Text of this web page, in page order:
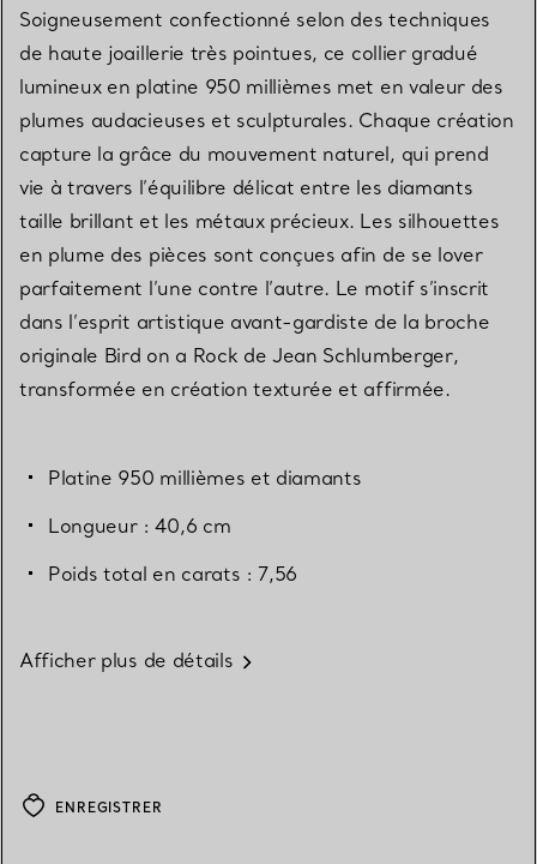
Soigneusement confectionné selon des techniques
de haute joaillerie très pointues, ce collier gradué
lumineux en platine 950 millièmes met en valeur des
plumes audacieuses et sculpturales. Chaque création
capture la grâce du mouvement naturel, qui prend
vie à travers l’équilibre délicat entre les diamants
taille brillant et les métaux précieux. Les silhouettes
en plume des pièces sont conçues afin de se lover
parfaitement l’une contre l’autre. Le motif s’inscrit
dans l’esprit artistique avant-gardiste de la broche
originale Bird on a Rock de Jean Schlumberger,
transformée en création texturée et affirmée.
Platine 950 millièmes et diamants
Longueur : 40,6 cm
Poids total en carats : 7,56
Afficher plus de détails
ENREGISTRER